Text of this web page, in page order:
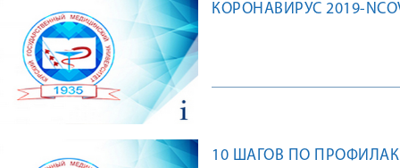
КОРОНАВИРУС 2019-
10 ШАГОВ ПО